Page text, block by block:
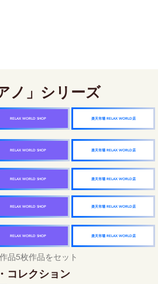
ノ」シリーズ
楽天市場 RELAX WORLD店
RELAX WORLD SHOP
楽天市場 RELAX WORLD店
RELAX WORLD SHOP
楽天市場 RELAX WORLD店
RELAX WORLD SHOP
楽天市場 RELAX WORLD店
RELAX WORLD SHOP
楽天市場 RELAX WORLD店
RELAX WORLD SHOP
品5枚作品をセット
コレクション